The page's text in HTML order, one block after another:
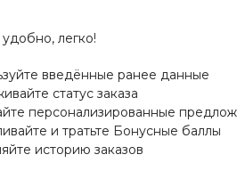
легко!
введённые ранее данные
статус заказа
персонализированные
и тратьте Бонусные баллы
историю заказов